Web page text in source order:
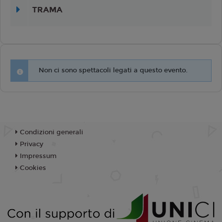
TRAMA
Non ci sono spettacoli legati a questo evento.
Condizioni generali
Privacy
Impressum
Cookies